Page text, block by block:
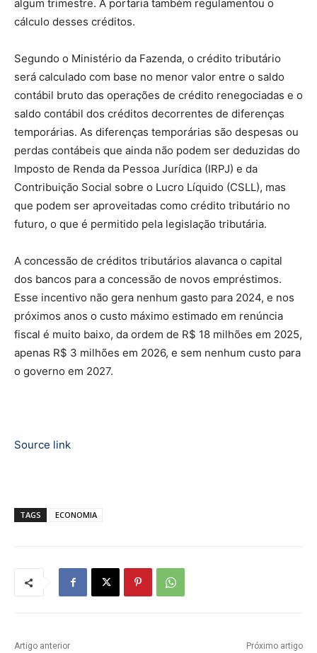
algum trimestre. A portaria também regulamentou o
cálculo desses créditos.
Segundo o Ministério da Fazenda, o crédito tributário
será calculado com base no menor valor entre o saldo
contábil bruto das operações de crédito renegociadas e o
saldo contábil dos créditos decorrentes de diferenças
temporárias. As diferenças temporárias são despesas ou
perdas contábeis que ainda não podem ser deduzidas do
Imposto de Renda da Pessoa Jurídica (IRPJ) e da
Contribuição Social sobre o Lucro Líquido (CSLL), mas
que podem ser aproveitadas como crédito tributário no
futuro, o que é permitido pela legislação tributária.
A concessão de créditos tributários alavanca o capital
dos bancos para a concessão de novos empréstimos.
Esse incentivo não gera nenhum gasto para 2024, e nos
próximos anos o custo máximo estimado em renúncia
fiscal é muito baixo, da ordem de R$ 18 milhões em 2025,
apenas R$ 3 milhões em 2026, e sem nenhum custo para
o governo em 2027.
Source link
TAGS ECONOMIA
Artigo anterior Próximo artigo